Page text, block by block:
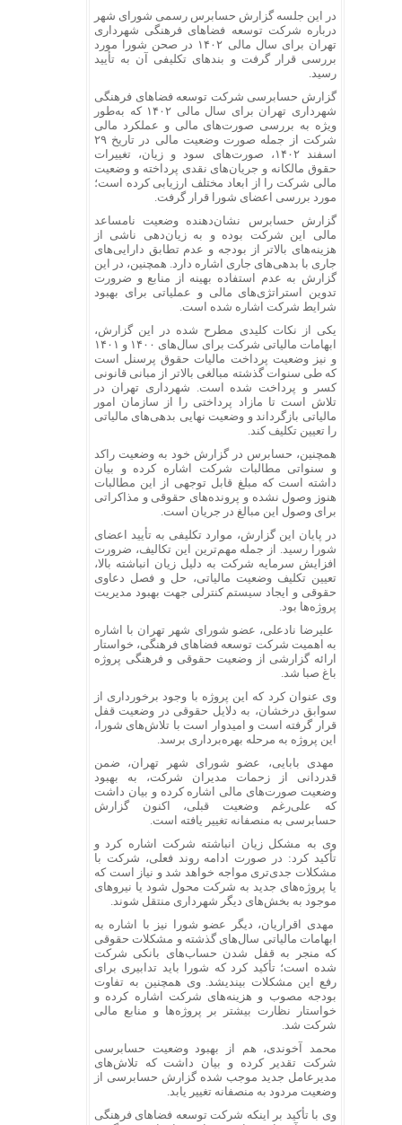
در این جلسه گزارش حسابرس رسمی شورای شهر
درباره شرکت توسعه فضاهای فرهنگی شهرداری
تهران برای سال مالی ۱۴۰۲ در صحن شورا مورد
بررسی قرار گرفت و بندهای تکلیفی آن به تأیید
رسید.
گزارش حسابرسی شرکت توسعه فضاهای فرهنگی
شهرداری تهران برای سال مالی ۱۴۰۲ که به‌طور
ویژه به بررسی صورت‌های مالی و عملکرد مالی
شرکت از جمله صورت وضعیت مالی در تاریخ ۲۹
اسفند ۱۴۰۲، صورت‌های سود و زیان، تغییرات
حقوق مالکانه و جریان‌های نقدی پرداخته و وضعیت
مالی شرکت را از ابعاد مختلف ارزیابی کرده است؛
مورد بررسی اعضای شورا قرار گرفت.
گزارش حسابرس نشان‌دهنده وضعیت نامساعد
مالی این شرکت بوده و به زیان‌دهی ناشی از
هزینه‌های بالاتر از بودجه و عدم تطابق دارایی‌های
جاری با بدهی‌های جاری اشاره دارد. همچنین، در این
گزارش به عدم استفاده بهینه از منابع و ضرورت
تدوین استراتژی‌های مالی و عملیاتی برای بهبود
شرایط شرکت اشاره شده است.
یکی از نکات کلیدی مطرح شده در این گزارش،
ابهامات مالیاتی شرکت برای سال‌های ۱۴۰۰ و ۱۴۰۱
و نیز وضعیت پرداخت مالیات حقوق پرسنل است
که طی سنوات گذشته مبالغی بالاتر از مبانی قانونی
کسر و پرداخت شده است. شهرداری تهران در
تلاش است تا مازاد پرداختی را از سازمان امور
مالیاتی بازگرداند و وضعیت نهایی بدهی‌های مالیاتی
را تعیین تکلیف کند.
همچنین، حسابرس در گزارش خود به وضعیت راکد
و سنواتی مطالبات شرکت اشاره کرده و بیان
داشته است که مبلغ قابل توجهی از این مطالبات
هنوز وصول نشده و پرونده‌های حقوقی و مذاکراتی
برای وصول این مبالغ در جریان است.
در پایان این گزارش، موارد تکلیفی به تأیید اعضای
شورا رسید. از جمله مهم‌ترین این تکالیف، ضرورت
افزایش سرمایه شرکت به دلیل زیان انباشته بالا،
تعیین تکلیف وضعیت مالیاتی، حل ‌و فصل دعاوی
حقوقی و ایجاد سیستم کنترلی جهت بهبود مدیریت
پروژه‌ها بود.
علیرضا نادعلی، عضو شورای شهر تهران با اشاره
به اهمیت شرکت توسعه فضاهای فرهنگی، خواستار
ارائه گزارشی از وضعیت حقوقی و فرهنگی پروژه
باغ صبا شد.
وی عنوان کرد که این پروژه با وجود برخورداری از
سوابق درخشان، به دلایل حقوقی در وضعیت قفل
قرار گرفته است و امیدوار است با تلاش‌های شورا،
این پروژه به مرحله بهره‌برداری برسد.
مهدی بابایی، عضو شورای شهر تهران، ضمن
قدردانی از زحمات مدیران شرکت، به بهبود
وضعیت صورت‌های مالی اشاره کرده و بیان داشت
که علی‌رغم وضعیت قبلی، اکنون گزارش
حسابرسی به منصفانه تغییر یافته است.
وی به مشکل زیان انباشته شرکت اشاره کرد و
تأکید کرد: در صورت ادامه روند فعلی، شرکت با
مشکلات جدی‌تری مواجه خواهد شد و نیاز است که
یا پروژه‌های جدید به شرکت محول شود یا نیروهای
موجود به بخش‌های دیگر شهرداری منتقل شوند.
مهدی اقراریان، دیگر عضو شورا نیز با اشاره به
ابهامات مالیاتی سال‌های گذشته و مشکلات حقوقی
که منجر به قفل شدن حساب‌های بانکی شرکت
شده است؛ تأکید کرد که شورا باید تدابیری برای
رفع این مشکلات بیندیشد. وی همچنین به تفاوت
بودجه مصوب و هزینه‌های شرکت اشاره کرده و
خواستار نظارت بیشتر بر پروژه‌ها و منابع مالی
شرکت شد.
محمد آخوندی، هم از بهبود وضعیت حسابرسی
شرکت تقدیر کرده و بیان داشت که تلاش‌های
مدیرعامل جدید موجب شده گزارش حسابرسی از
وضعیت مردود به منصفانه تغییر یابد.
وی با تأکید بر اینکه شرکت توسعه فضاهای فرهنگی